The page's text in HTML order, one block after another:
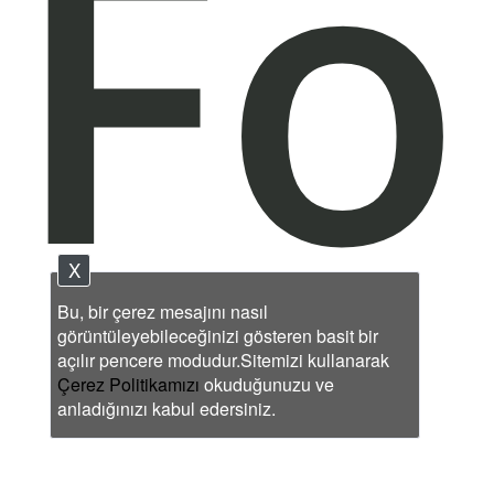
Bu, bir çerez mesajını nasıl
görüntüleyebileceğinizi gösteren basit bir
açılır pencere modudur.Sitemizi kullanarak
Çerez Politikamızı okuduğunuzu ve
anladığınızı kabul edersiniz.
X